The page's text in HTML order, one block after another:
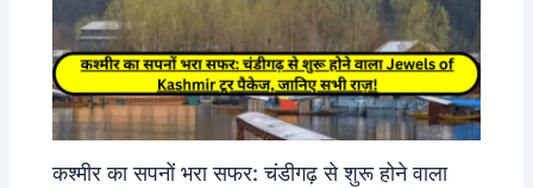
कश्मीर का सपनों भरा सफर: चंडीगढ़ से शुरू होने वाला